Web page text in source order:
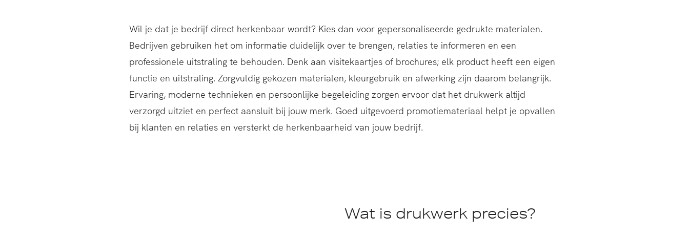
Wil je dat je bedrijf direct herkenbaar wordt? Kies dan voor gepersonaliseerde gedrukte materialen.
Bedrijven gebruiken het om informatie duidelijk over te brengen, relaties te informeren en een
professionele uitstraling te behouden. Denk aan visitekaartjes of brochures; elk product heeft een eigen
functie en uitstraling. Zorgvuldig gekozen materialen, kleurgebruik en afwerking zijn daarom belangrijk.
Ervaring, moderne technieken en persoonlijke begeleiding zorgen ervoor dat het drukwerk altijd
verzorgd uitziet en perfect aansluit bij jouw merk. Goed uitgevoerd promotiemateriaal helpt je opvallen
bij klanten en relaties en versterkt de herkenbaarheid van jouw bedrijf.
Wat is drukwerk precies?